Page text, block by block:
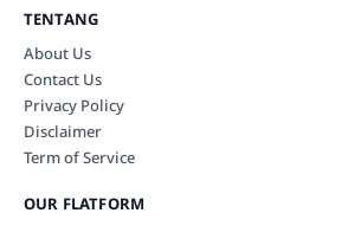
TENTANG
About Us
Contact Us
Privacy Policy
Disclaimer
Term of Service
OUR FLATFORM